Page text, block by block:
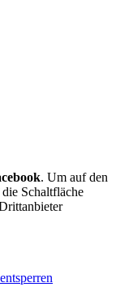
. Um auf den
Schaltfläche